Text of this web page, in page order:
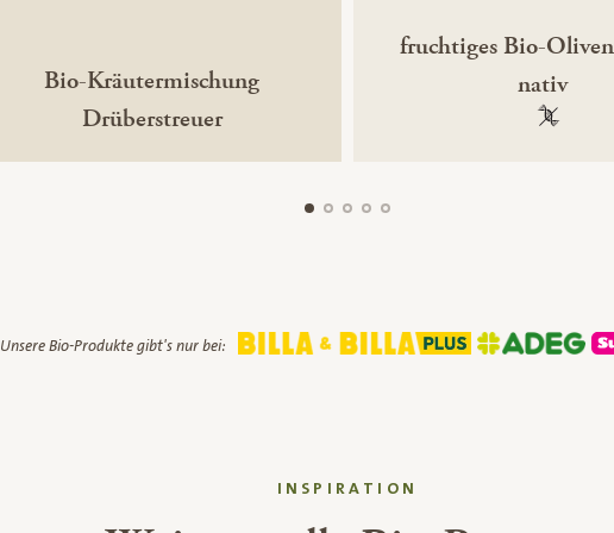
Bio-Kräutermischung
Drüberstreuer
fruchtiges Bio-
nativ
100 %
Unsere Bio-Produkte gibt's nur bei:
INSPIRATION